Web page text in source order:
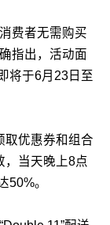
费者无需购买
指出，活动面
将于6月23日至
取优惠券和组合
，当天晚上8点
50%。